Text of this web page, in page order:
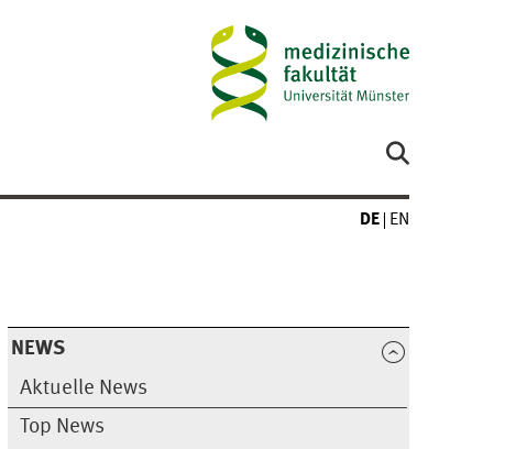
DE EN
NEWS
Aktuelle News
Top News